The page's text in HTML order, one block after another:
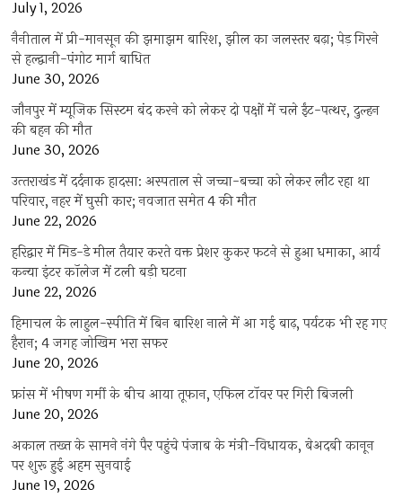
July 1, 2026
नैनीताल में प्री-मानसून की झमाझम बारिश, झील का जलस्तर बढ़ा; पेड़ गिरने
से हल्द्वानी-पंगोट मार्ग बाधित
June 30, 2026
जौनपुर में म्यूजिक सिस्टम बंद करने को लेकर दो पक्षों में चले ईंट-पत्थर, दुल्हन
की बहन की मौत
June 30, 2026
उत्‍तराखंड में दर्दनाक हादसा: अस्पताल से जच्चा-बच्चा को लेकर लौट रहा था
परिवार, नहर में घुसी कार; नवजात समेत 4 की मौत
June 22, 2026
हरिद्वार में मिड-डे मील तैयार करते वक्त प्रेशर कुकर फटने से हुआ धमाका, आर्य
कन्या इंटर कॉलेज में टली बड़ी घटना
June 22, 2026
हिमाचल के लाहुल-स्पीति में बिन बारिश नाले में आ गई बाढ़, पर्यटक भी रह गए
हैरान; 4 जगह जोखिम भरा सफर
June 20, 2026
फ्रांस में भीषण गर्मी के बीच आया तूफान, एफिल टॉवर पर गिरी बिजली
June 20, 2026
अकाल तख्त के सामने नंगे पैर पहुंचे पंजाब के मंत्री-विधायक, बेअदबी कानून
पर शुरू हुई अहम सुनवाई
June 19, 2026